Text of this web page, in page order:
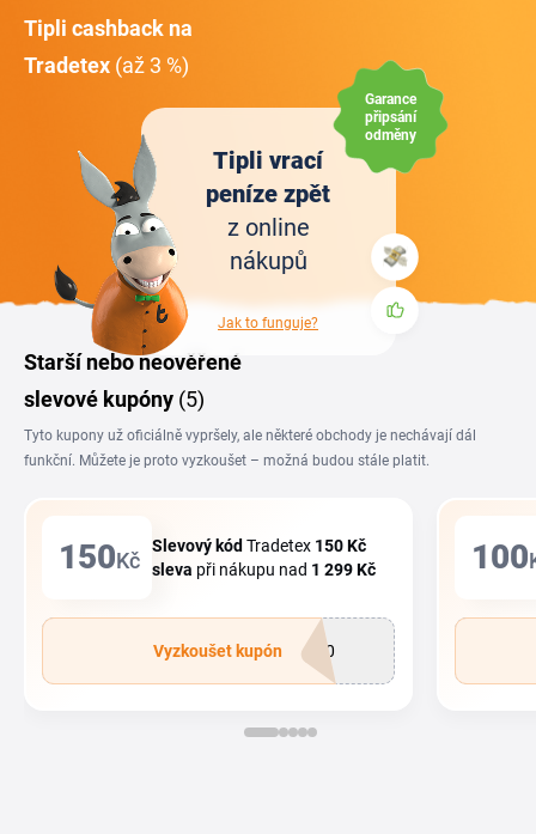
Tipli cashback na
Tradetex (až 3 %)
Tipli vrací
peníze zpět
z online
nákupů
Jak to funguje?
Garance
připsání
odměny
Starší nebo neověřené
slevové kupóny (5)
Tyto kupony už oficiálně vypršely, ale některé obchody je nechávají dál
funkční. Můžete je proto vyzkoušet – možná budou stále platit.
150Kč
Slevový kód Tradetex 150 Kč
sleva při nákupu nad 1 299 Kč
150
Vyzkoušet kupón
100